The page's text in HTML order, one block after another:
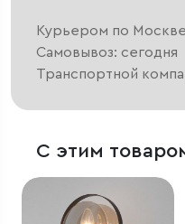
Курьером по
Самовывоз: сегодня
Транспортной
С этим